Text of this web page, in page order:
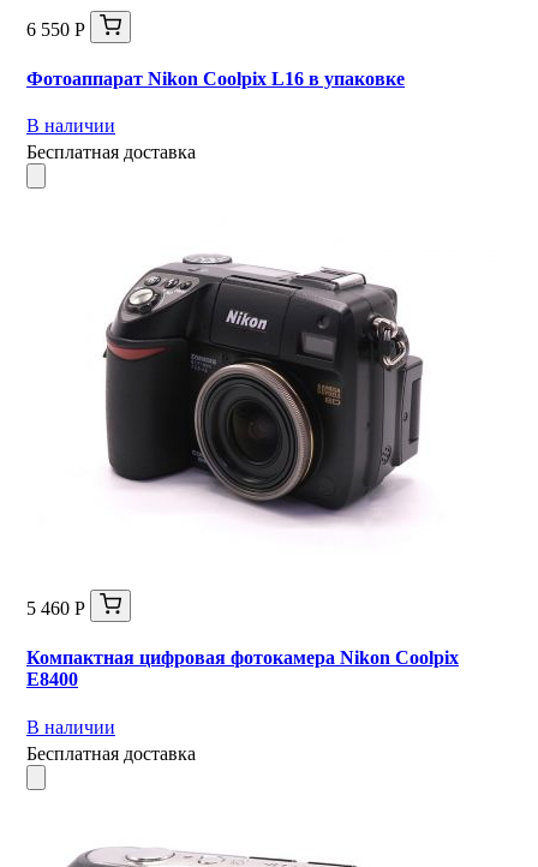
6 550 Р
Фотоаппарат Nikon Coolpix L16 в упаковке
В наличии
Бесплатная доставка
5 460 Р
Компактная цифровая фотокамера Nikon Coolpix
E8400
В наличии
Бесплатная доставка